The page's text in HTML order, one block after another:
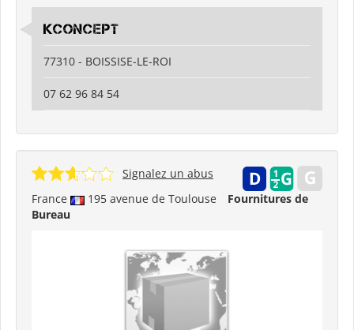
KCONCEPT
77310 - BOISSISE-LE-ROI
07 62 96 84 54
France 195 avenue de Toulouse
Fournitures de
Bureau
Signalez un abus